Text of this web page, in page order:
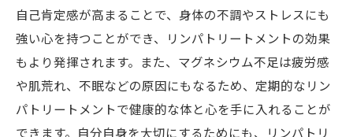
自己肯定感が高まることで、身体の不調やストレスにも
強い心を持つことができ、リンパトリートメントの効果
もより発揮されます。また、マグネシウム不足は疲労感
や肌荒れ、不眠などの原因にもなるため、定期的なリン
パトリートメントで健康的な体と心を手に入れることが
できます。自分自身を大切にするためにも、リンパトリ